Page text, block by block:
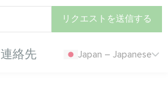
リクエストを送信する
連絡先 Japan – Japanese